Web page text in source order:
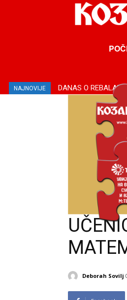
NAJNOVIJE DANAS O REBALANSU
VEČERAS
Deborah Sovilj